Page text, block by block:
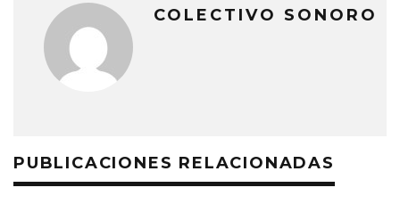
COLECTIVO SONORO
PUBLICACIONES RELACIONADAS